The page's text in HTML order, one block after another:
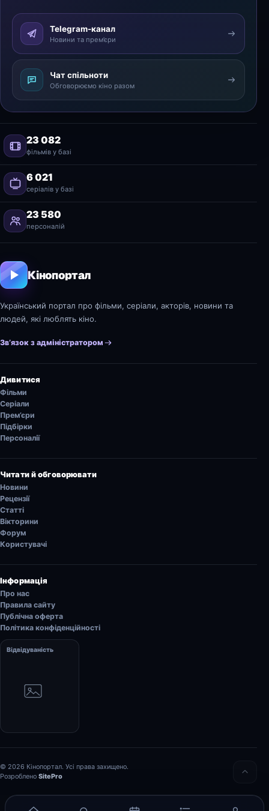
Telegram-канал
Новини та прем’єри
Чат спільноти
Обговорюємо кіно разом
23 082
фільмів у базі
6 021
серіалів у базі
23 580
персоналій
Кінопортал
Український портал про фільми, серіали, акторів, новини та
людей, які люблять кіно.
Зв’язок з адміністратором
Дивитися
Фільми
Серіали
Прем’єри
Підбірки
Персоналії
Читати й обговорювати
Новини
Рецензії
Статті
Вікторини
Форум
Користувачі
Інформація
Про нас
Правила сайту
Публічна оферта
Політика конфіденційності
Відвідуваність
© 2026 Кінопортал. Усі права захищено.
Розроблено SitePro